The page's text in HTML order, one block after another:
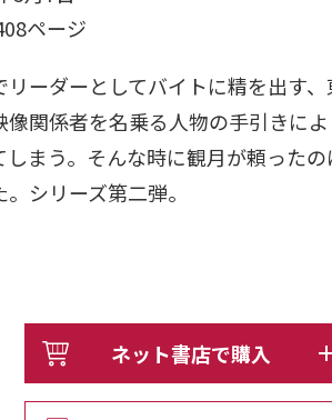
ページ
リーダーとしてバイトに精を出す
像関係者を名乗る人物の手引きに
しまう。そんな時に観月が頼った
シリーズ第二弾。
ネット書店で購入